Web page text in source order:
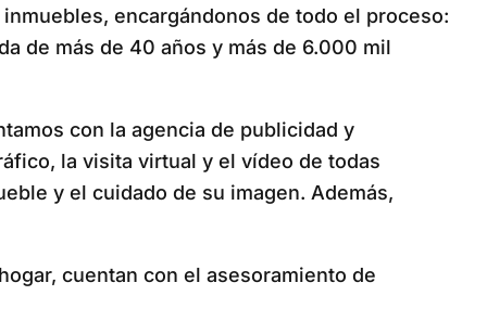
encargándonos de todo el proceso:
de más de 40 años y más de 6.000 mil
con la agencia de publicidad y
la visita virtual y el vídeo de todas
y el cuidado de su imagen. Además,
cuentan con el asesoramiento de